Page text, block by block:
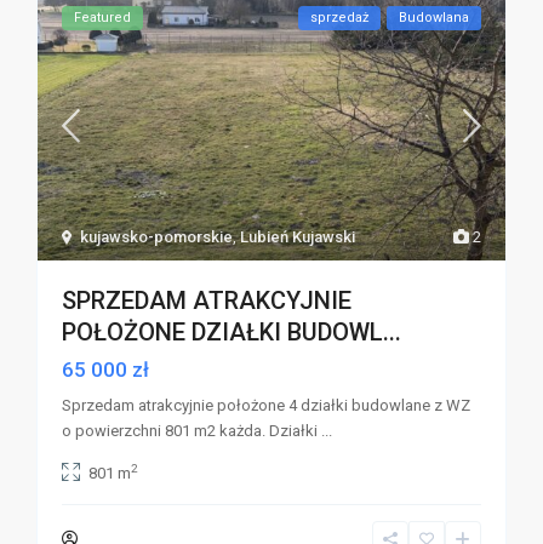
2
kujawsko-pomorskie,Lubień Kujawski
Featured sprzedaż Budowlana
SPRZEDAM ATRAKCYJNIE
POŁOŻONE DZIAŁKI BUDOWL...
65 000 zł
Sprzedam atrakcyjnie położone 4 działki budowlane z WZ
o powierzchni 801 m2 każda. Działki ...
801 m2